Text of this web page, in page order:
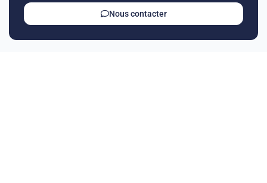
Nous contacter